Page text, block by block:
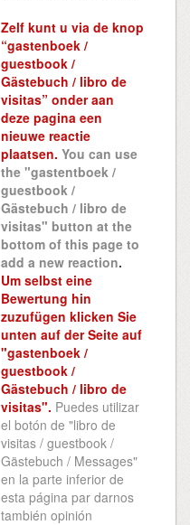
Zelf kunt u via de knop
“gastenboek /
guestbook /
Gästebuch / libro de
visitas” onder aan
deze pagina een
nieuwe reactie
plaatsen. You can use
the "gastentboek /
guestbook /
Gästebuch / libro de
visitas" button at the
bottom of this page to
add a new reaction.
Um selbst eine
Bewertung hin
zuzufügen klicken Sie
unten auf der Seite auf
"gastenboek /
guestbook /
Gästebuch / libro de
visitas". Puedes utilizar
el botón de "libro de
visitas / guestbook /
Gästebuch / Messages"
en la parte inferior de
esta página par darnos
también opinión